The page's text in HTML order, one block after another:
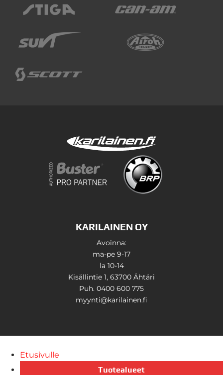
KARILAINEN OY
Avoinna:
ma-pe 9-17
la 10-14
Kisällintie 1, 63700 Ähtäri
Puh. 0400 600 775
myynti@karilainen.fi
Etusivulle
Tuotealueet